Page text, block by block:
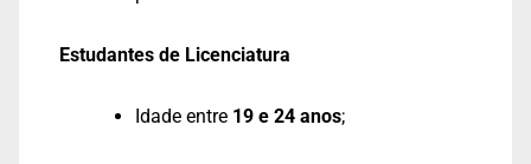
Estudantes de Licenciatura
Idade entre 19 e 24 anos;